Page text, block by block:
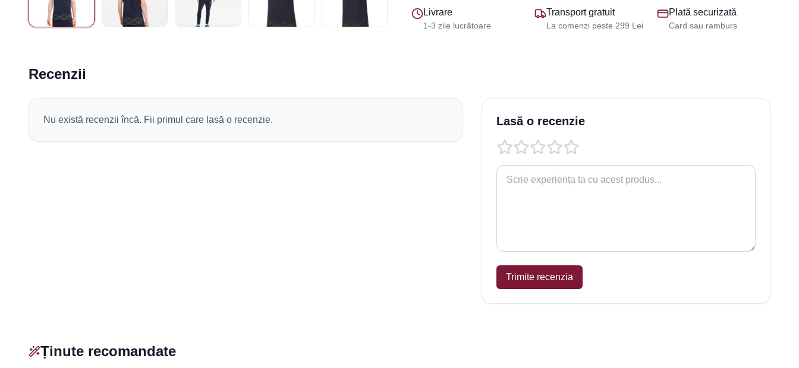
Livrare
1-3 zile lucrătoare
Transport gratuit
La comenzi peste 299 Lei
Plată securizată
Card sau ramburs
Recenzii
Nu există recenzii încă. Fii primul care lasă o recenzie. Lasă o recenzie
Trimite recenzia
Ținute recomandate